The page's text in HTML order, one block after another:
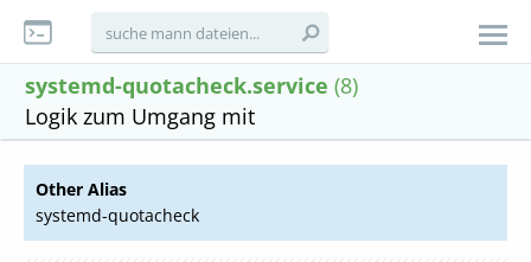
systemd-quotacheck.service (8)
Logik zum Umgang mit
Other Alias
systemd-quotacheck